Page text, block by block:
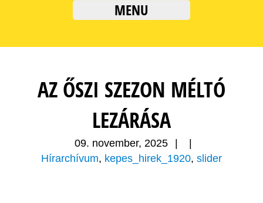
MENU
AZ ŐSZI SZEZON MÉLTÓ
LEZÁRÁSA
09. november, 2025
Hírarchívum, kepes_hirek_1920, slider